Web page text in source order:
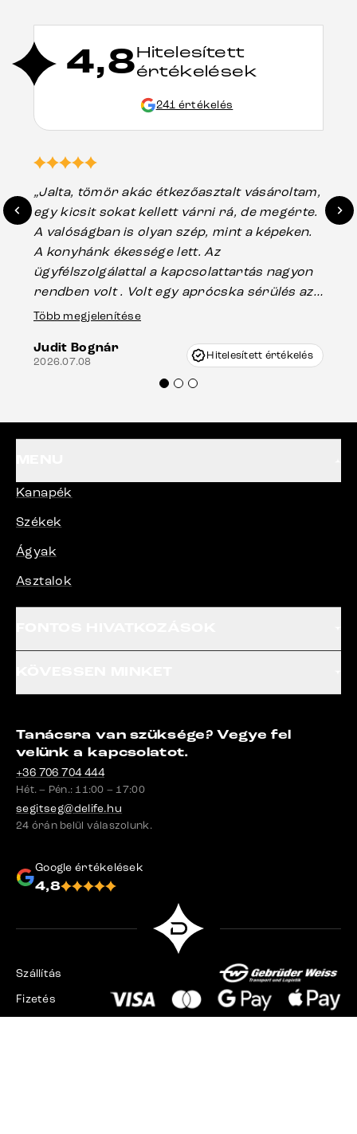
4,8Hitelesített
értékelések
241 értékelés
„Jalta, tömör akác étkezőasztalt vásároltam,
egy kicsit sokat kellett várni rá, de megérte.
A valóságban is olyan szép, mint a képeken.
A konyhánk ékessége lett. Az
ügyfélszolgálattal a kapcsolattartás nagyon
rendben volt . Volt egy aprócska sérülés az
asztal talpánál, ami szállításkor
nagyon korrekten jártak el az ügyemben.
Mindenkinek ajánlani tudom a Delife
Több megjelenítése
Judit Bognár
2026.07.08 Hitelesített értékelés
Kanapék
Székek
Ágyak
Asztalok
Tanácsra van szüksége? Vegye fel
velünk a kapcsolatot.
+36 706 704 444
Hét. – Pén.: 11:00 – 17:00
segitseg@delife.hu
24 órán belül válaszolunk.
Google értékelések
4,8
Szállítás
Fizetés